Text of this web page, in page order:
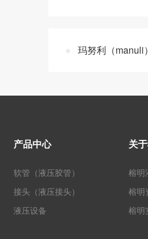
玛努利（manuli
产品中心
软管（液压胶管）
接头（液压接头）
液压设备
关
榕明
榕明
榕明